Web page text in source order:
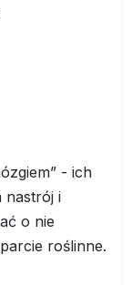
- ich
nastrój i
o nie
roślinne.